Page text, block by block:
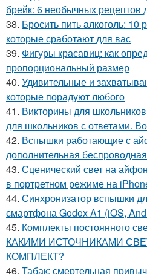
брейк: 6 необычных рецептов
38. Бросить пить алкоголь: 10
которые сработают для вас
39. Фигуры красавиц: как
пропорциональный размер
40. Удивительные и
которые порадуют любого
41. Викторины для
для школьников с ответами.
42. Вспышки работающие с
дополнительная
43. Сценический свет на
в портретном режиме на
44. Синхронизатор вспышки
смартфона Godox A1 (iOS,
45. Комплекты постоянного
КАКИМИ ИСТОЧНИКАМИ
КОМПЛЕКТ?
46. Табак: смертельная